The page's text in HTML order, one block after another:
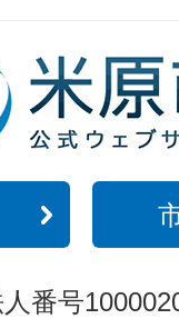
番号